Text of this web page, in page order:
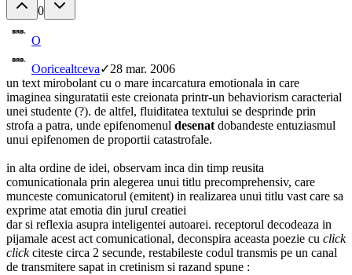
0
O
Ooricealtceva✓28 mar. 2006
un text mirobolant cu o mare incarcatura emotionala in care
imaginea singuratatii este creionata printr-un behaviorism caracterial
unei studente (?). de altfel, fluiditatea textului se desprinde prin
strofa a patra, unde epifenomenul desenat dobandeste entuziasmul
unui epifenomen de proportii catastrofale.
in alta ordine de idei, observam inca din timp reusita
comunicationala prin alegerea unui titlu precomprehensiv, care
munceste comunicatorul (emitent) in realizarea unui titlu vast care sa
exprime atat emotia din jurul creatiei
dar si reflexia asupra inteligentei autoarei. receptorul decodeaza in
pijamale acest act comunicational, deconspira aceasta poezie cu click
clickciteste circa 2 secunde, restabileste codul transmis pe un canal
de transmitere sapat in cretinism si razand spune :